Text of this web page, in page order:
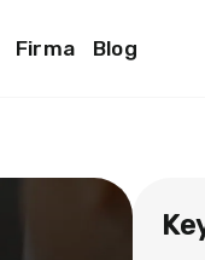
Firma Blog